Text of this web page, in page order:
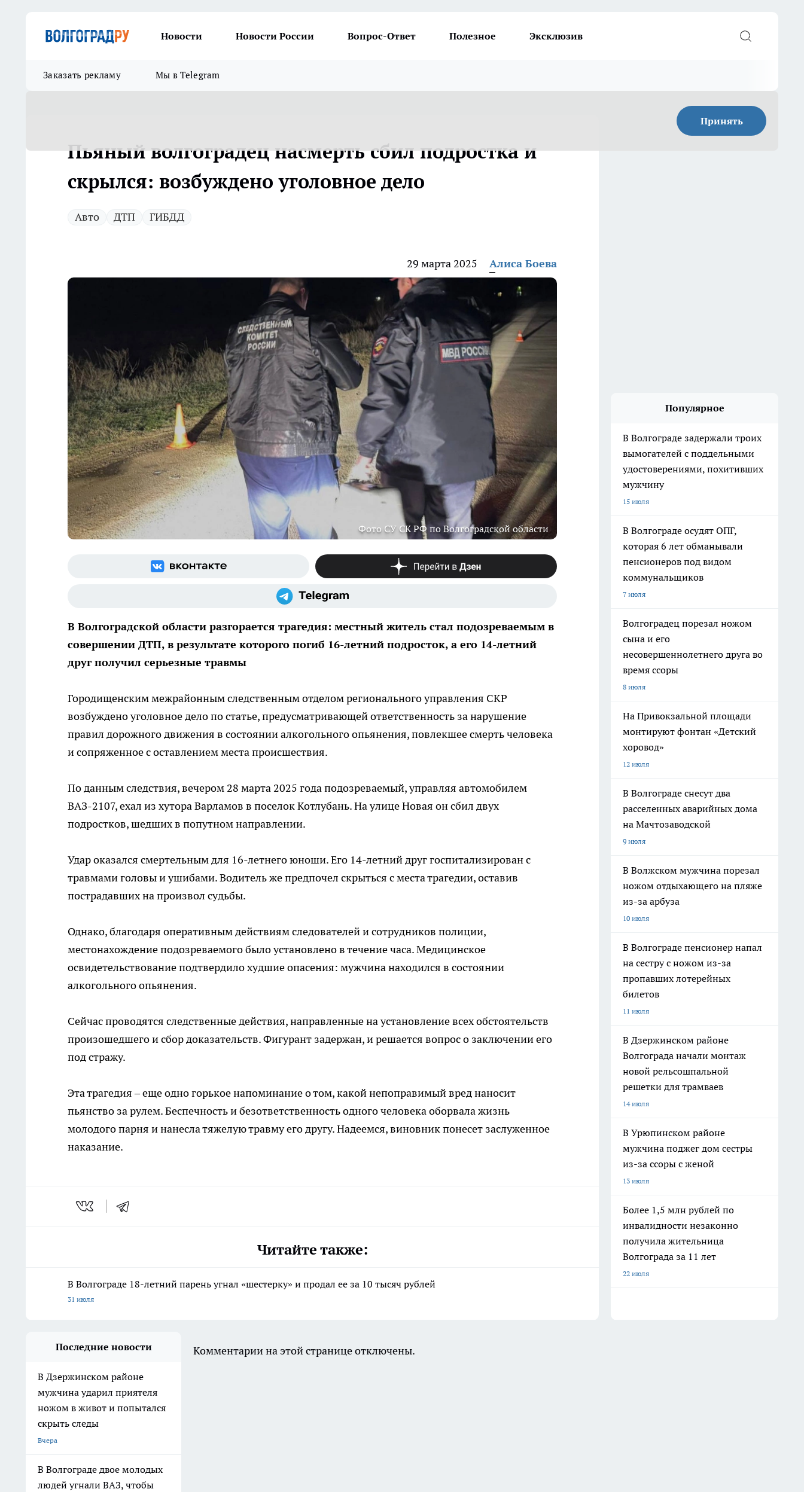
Новости Новости России Вопрос-Ответ Полезное Эксклюзив
Заказать рекламу Мы в Telegram
Принять
Пьяный волгоградец насмерть сбил подростка и
скрылся: возбуждено уголовное дело
Авто ДТП ГИБДД
29 марта 2025 Алиса Боева
Фото СУ СК РФ по Волгоградской области
В Волгоградской области разгорается трагедия: местный житель стал подозреваемым в
совершении ДТП, в результате которого погиб 16-летний подросток, а его 14-летний
друг получил серьезные травмы
Городищенским межрайонным следственным отделом регионального управления СКР
возбуждено уголовное дело по статье, предусматривающей ответственность за нарушение
правил дорожного движения в состоянии алкогольного опьянения, повлекшее смерть человека
и сопряженное с оставлением места происшествия.
По данным следствия, вечером 28 марта 2025 года подозреваемый, управляя автомобилем
ВАЗ-2107, ехал из хутора Варламов в поселок Котлубань. На улице Новая он сбил двух
подростков, шедших в попутном направлении.
Удар оказался смертельным для 16-летнего юноши. Его 14-летний друг госпитализирован с
травмами головы и ушибами. Водитель же предпочел скрыться с места трагедии, оставив
пострадавших на произвол судьбы.
Однако, благодаря оперативным действиям следователей и сотрудников полиции,
местонахождение подозреваемого было установлено в течение часа. Медицинское
освидетельствование подтвердило худшие опасения: мужчина находился в состоянии
алкогольного опьянения.
Сейчас проводятся следственные действия, направленные на установление всех обстоятельств
произошедшего и сбор доказательств. Фигурант задержан, и решается вопрос о заключении его
под стражу.
Эта трагедия – еще одно горькое напоминание о том, какой непоправимый вред наносит
пьянство за рулем. Беспечность и безответственность одного человека оборвала жизнь
молодого парня и нанесла тяжелую травму его другу. Надеемся, виновник понесет заслуженное
наказание.
Читайте также:
В Волгограде 18-летний парень угнал «шестерку» и продал ее за 10 тысяч рублей
31 июля
Популярное
В Волгограде задержали троих
вымогателей с поддельными
удостоверениями, похитивших
мужчину
15 июля
В Волгограде осудят ОПГ,
которая 6 лет обманывали
пенсионеров под видом
коммунальщиков
7 июля
Волгоградец порезал ножом
сына и его
несовершеннолетнего друга во
время ссоры
8 июля
На Привокзальной площади
монтируют фонтан «Детский
хоровод»
12 июля
В Волгограде снесут два
расселенных аварийных дома
на Мачтозаводской
9 июля
В Волжском мужчина порезал
ножом отдыхающего на пляже
из-за арбуза
10 июля
В Волгограде пенсионер напал
на сестру с ножом из-за
пропавших лотерейных
билетов
11 июля
В Дзержинском районе
Волгограда начали монтаж
новой рельсошпальной
решетки для трамваев
14 июля
В Урюпинском районе
мужчина поджег дом сестры
из-за ссоры с женой
13 июля
Более 1,5 млн рублей по
инвалидности незаконно
получила жительница
Волгограда за 11 лет
22 июля
Последние новости
В Дзержинском районе
мужчина ударил приятеля
ножом в живот и попытался
скрыть следы
Вчера
В Волгограде двое молодых
людей угнали ВАЗ, чтобы
Комментарии на этой странице отключены.